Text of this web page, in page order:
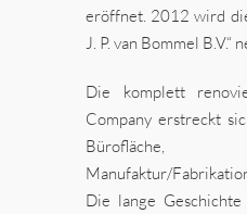
eröffnet. 2012 wird
J. P. van Bommel B.V.“
Die komplett
Company erstreckt
Manufaktur/
Die lange